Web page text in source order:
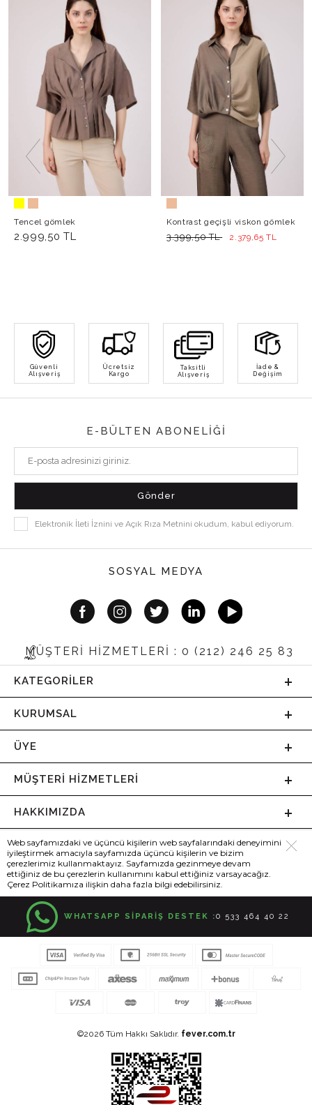
Tencel gömlek
2.999,50 TL
Kontrast geçişli viskon gömlek
3.399,50 TL 2.379,65 TL
Güvenli
Alışveriş
Ücretsiz
Kargo
Taksitli
Alışveriş
İade &
Değişim
E-BÜLTEN ABONELİĞİ
Elektronik İleti İznini ve Açık Rıza Metnini okudum, kabul ediyorum.
SOSYAL MEDYA
MÜŞTERİ HİZMETLERİ : 0 (212) 246 25 83
KATEGORILER
KURUMSAL
ÜYE
MÜŞTERI HIZMETLERI
HAKKIMIZDA
Web sayfamızdaki ve üçüncü kişilerin web sayfalarındaki deneyimini
iyileştirmek amacıyla sayfamızda üçüncü kişilerin ve bizim
çerezlerimiz kullanmaktayız. Sayfamızda gezinmeye devam
ettiğiniz de bu çerezlerin kullanımını kabul ettiğiniz varsayacağız.
Çerez Politikamıza ilişkin daha fazla bilgi edebilirsiniz.
WHATSAPP SİPARİŞ DESTEK :0 533 464 40 22
©2026 Tüm Hakkı Saklıdır. fever.com.tr